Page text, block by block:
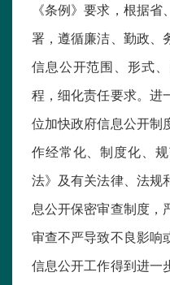
《条例》要求，根据
署，遵循廉洁、勤政、
信息公开范围、形式
程，细化责任要求。进
位加快政府信息公开制
作经常化、制度化、
法》及有关法律、法规
息公开保密审查制度，
审查不严导致不良影响
信息公开工作得到进一